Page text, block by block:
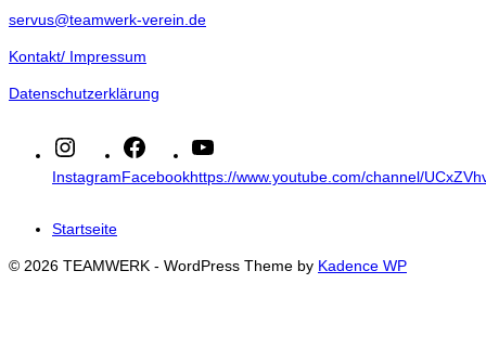
servus@teamwerk-verein.de
Kontakt/ Impressum
Datenschutzerklärung
InstagramFacebookhttps://www.youtube.com/channel/
Startseite
© 2026 TEAMWERK - WordPress Theme by Kadence WP